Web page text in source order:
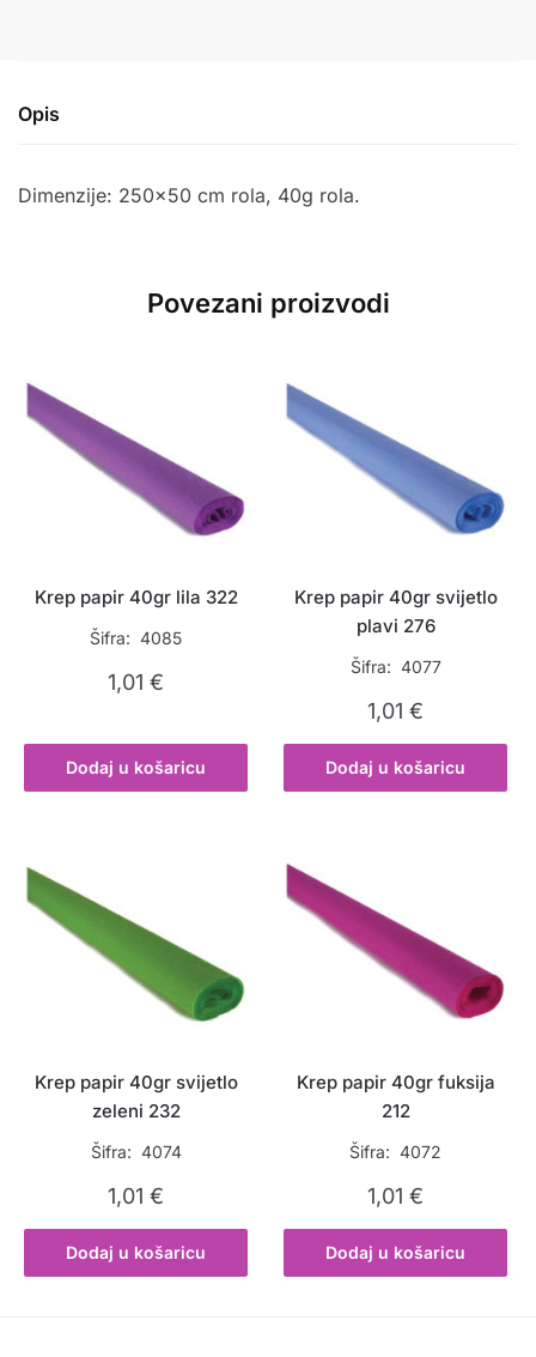
Opis
Dimenzije: 250×50 cm rola, 40g rola.
Povezani proizvodi
Krep papir 40gr lila 322
Šifra: 4085
1,01€
Dodaj u košaricu
Krep papir 40gr svijetlo
plavi 276
Šifra: 4077
1,01€
Dodaj u košaricu
Krep papir 40gr svijetlo
zeleni 232
Šifra: 4074
1,01€
Dodaj u košaricu
Krep papir 40gr fuksija
212
Šifra: 4072
1,01€
Dodaj u košaricu